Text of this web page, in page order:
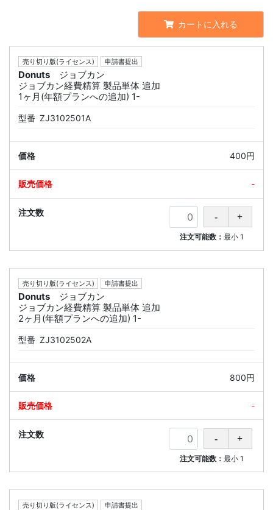
カートに入れる
売り切り版(ライセンス) 申請書提出
Donuts
ジョブカン
ジョブカン経費精算 製品単体 追加
1ヶ月(年額プランへの追加) 1-
型番 ZJ3102501A
400円
-
注文可能数：最小 1
売り切り版(ライセンス) 申請書提出
Donuts
ジョブカン
ジョブカン経費精算 製品単体 追加
2ヶ月(年額プランへの追加) 1-
型番 ZJ3102502A
800円
-
注文可能数：最小 1
売り切り版(ライセンス) 申請書提出